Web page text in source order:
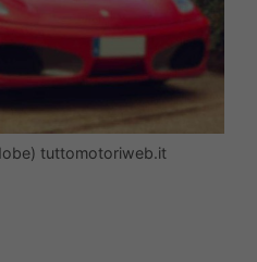
tuttomotoriweb.it